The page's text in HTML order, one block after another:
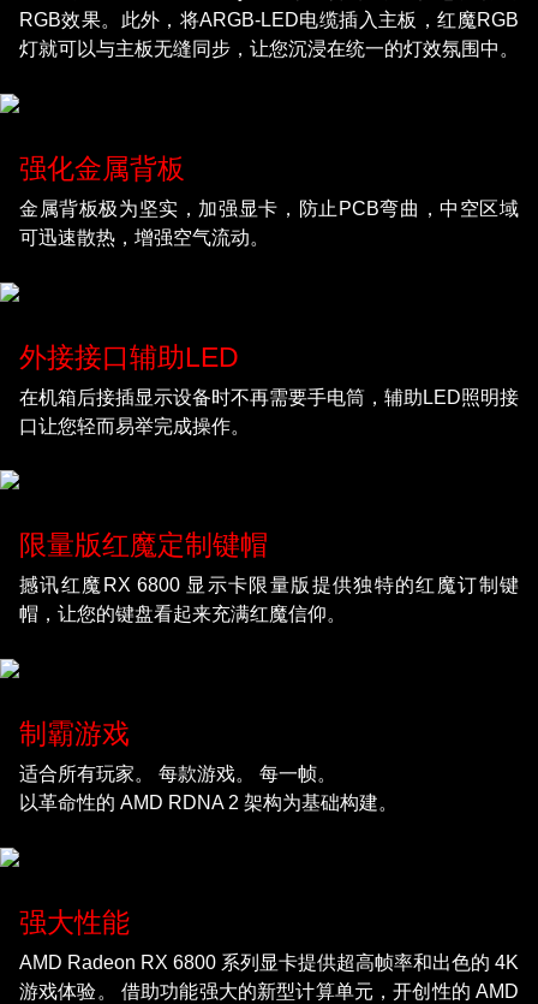
RGB效果。此外，将ARGB-LED电缆插入主板，红魔RGB
灯就可以与主板无缝同步，让您沉浸在统一的灯效氛围中。
强化金属背板
金属背板极为坚实，加强显卡，防止PCB弯曲，中空区域
可迅速散热，增强空气流动。
外接接口辅助LED
在机箱后接插显示设备时不再需要手电筒，辅助LED照明接
口让您轻而易举完成操作。
限量版红魔定制键帽
撼讯红魔RX 6800 显示卡限量版提供独特的红魔订制键
帽，让您的键盘看起来充满红魔信仰。
制霸游戏
适合所有玩家。 每款游戏。 每一帧。
以革命性的 AMD RDNA 2 架构为基础构建。
强大性能
AMD Radeon RX 6800 系列显卡提供超高帧率和出色的 4K
游戏体验。 借助功能强大的新型计算单元，开创性的 AMD